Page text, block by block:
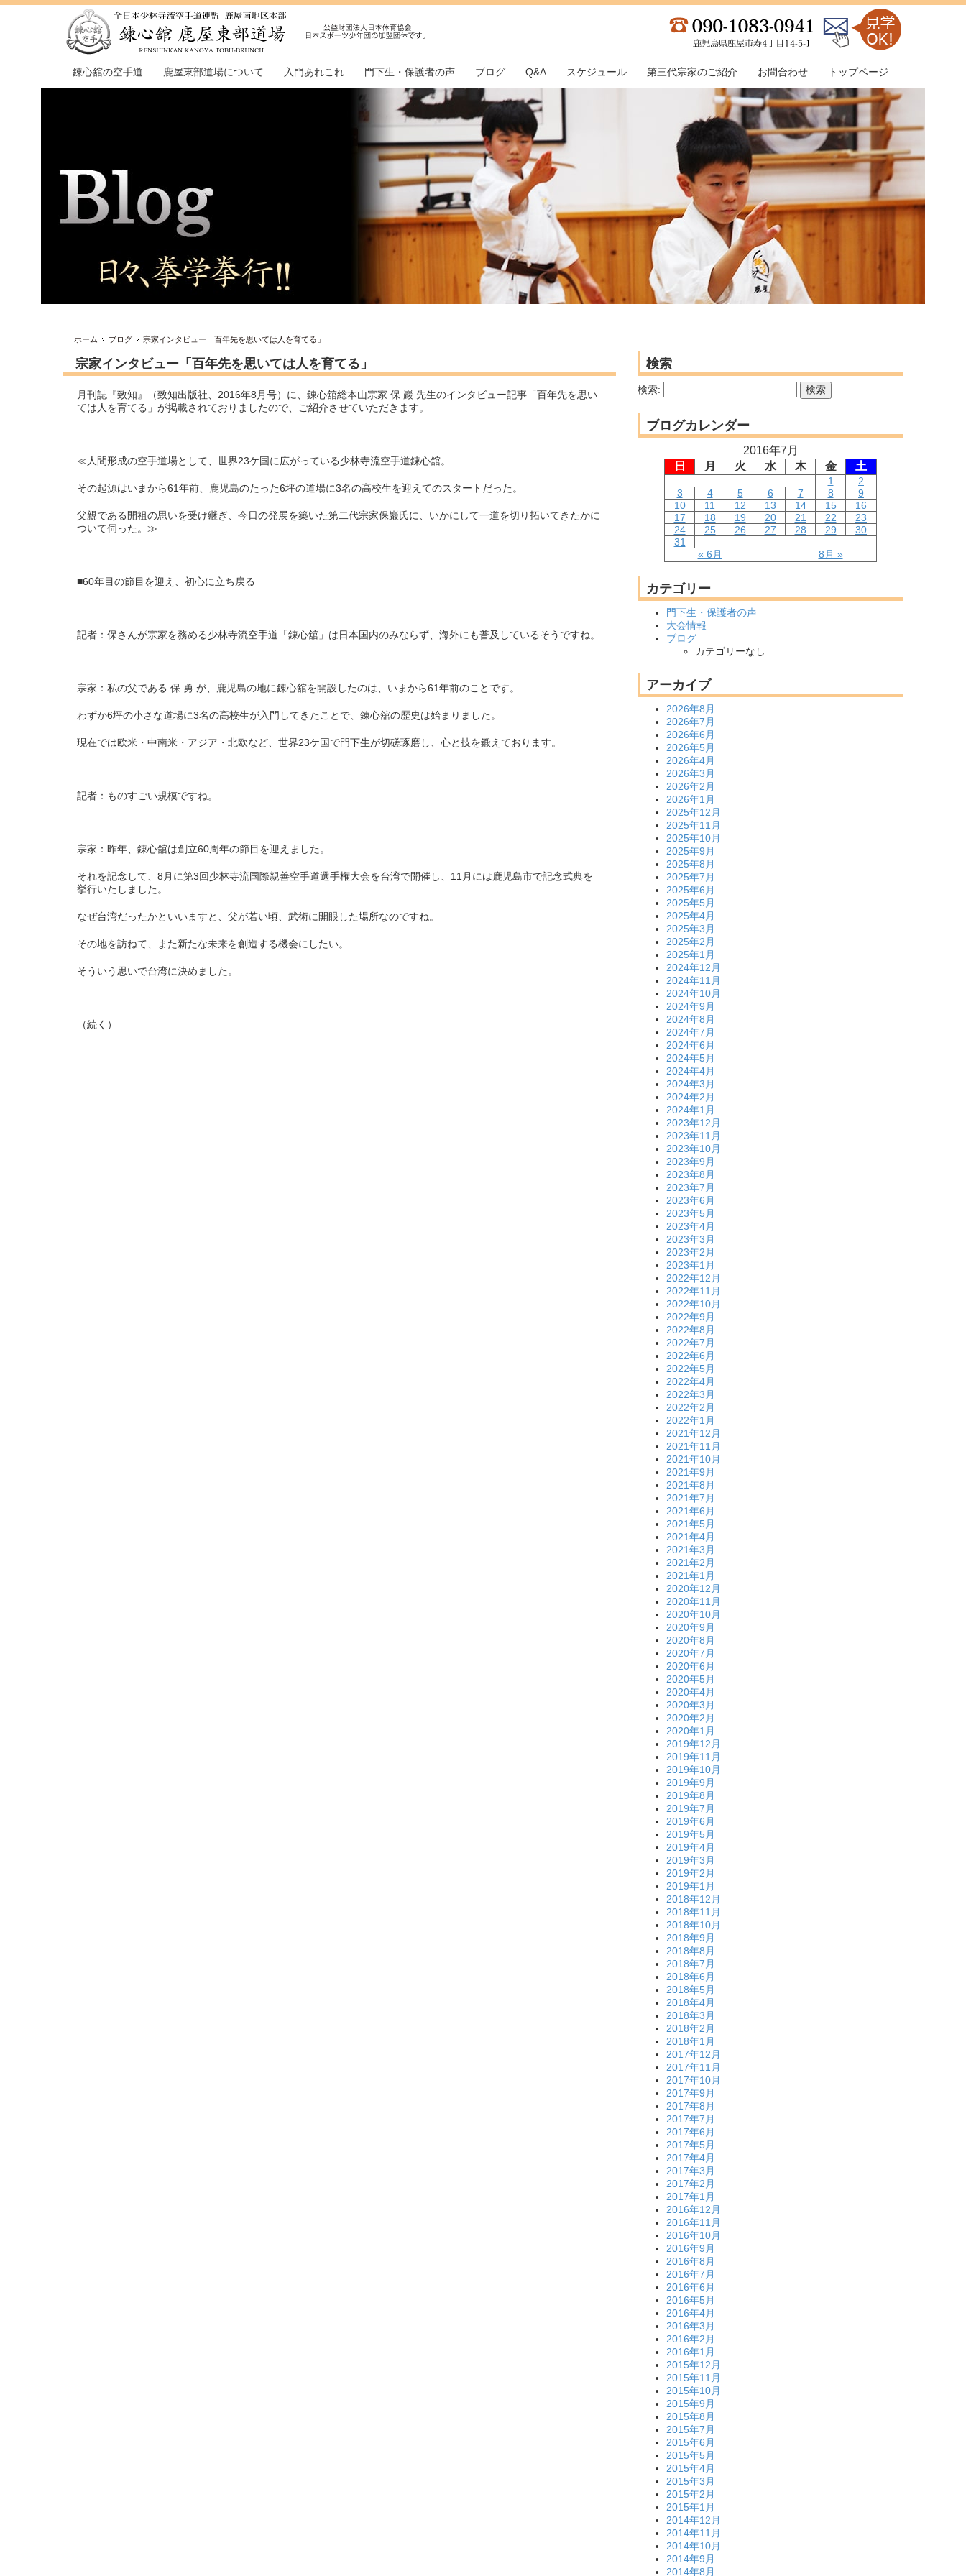
錬心舘の空手道 鹿屋東部道場について 入門あれこれ 門下生・保護者の声 ブログ Q&A スケジュール 第三代宗家のご紹介 お問合わせ トップページ
ホーム ブログ 宗家インタビュー「百年先を思いては人を育てる」
宗家インタビュー「百年先を思いては人を育てる」
月刊誌『致知』（致知出版社、2016年8月号）に、錬心舘総本山宗家 保 巖 先生のインタビュー記事「百年先を思い
ては人を育てる」が掲載されておりましたので、ご紹介させていただきます。
≪人間形成の空手道場として、世界23ケ国に広がっている少林寺流空手道錬心舘。
その起源はいまから61年前、鹿児島のたった6坪の道場に3名の高校生を迎えてのスタートだった。
父親である開祖の思いを受け継ぎ、今日の発展を築いた第二代宗家保巖氏に、いかにして一道を切り拓いてきたかに
ついて伺った。≫
■60年目の節目を迎え、初心に立ち戻る
記者：保さんが宗家を務める少林寺流空手道「錬心舘」は日本国内のみならず、海外にも普及しているそうですね。
宗家：私の父である 保 勇 が、鹿児島の地に錬心舘を開設したのは、いまから61年前のことです。
わずか6坪の小さな道場に3名の高校生が入門してきたことで、錬心舘の歴史は始まりました。
現在では欧米・中南米・アジア・北欧など、世界23ケ国で門下生が切磋琢磨し、心と技を鍛えております。
記者：ものすごい規模ですね。
宗家：昨年、錬心舘は創立60周年の節目を迎えました。
それを記念して、8月に第3回少林寺流国際親善空手道選手権大会を台湾で開催し、11月には鹿児島市で記念式典を
挙行いたしました。
なぜ台湾だったかといいますと、父が若い頃、武術に開眼した場所なのですね。
その地を訪ねて、また新たな未来を創造する機会にしたい。
そういう思いで台湾に決めました。
（続く）
検索
検索:
ブログカレンダー
2016年7月
日
月 火 水 木 金 土
« 6月 8月 »
1
2
3
4 5 6 7 8
9
10
11 12 13 14 15
16
17
18 19 20 21 22
23
24
25 26 27 28 29
30
31
カテゴリー
門下生・保護者の声
大会情報
ブログ
カテゴリーなし
アーカイブ
2026年8月
2026年7月
2026年6月
2026年5月
2026年4月
2026年3月
2026年2月
2026年1月
2025年12月
2025年11月
2025年10月
2025年9月
2025年8月
2025年7月
2025年6月
2025年5月
2025年4月
2025年3月
2025年2月
2025年1月
2024年12月
2024年11月
2024年10月
2024年9月
2024年8月
2024年7月
2024年6月
2024年5月
2024年4月
2024年3月
2024年2月
2024年1月
2023年12月
2023年11月
2023年10月
2023年9月
2023年8月
2023年7月
2023年6月
2023年5月
2023年4月
2023年3月
2023年2月
2023年1月
2022年12月
2022年11月
2022年10月
2022年9月
2022年8月
2022年7月
2022年6月
2022年5月
2022年4月
2022年3月
2022年2月
2022年1月
2021年12月
2021年11月
2021年10月
2021年9月
2021年8月
2021年7月
2021年6月
2021年5月
2021年4月
2021年3月
2021年2月
2021年1月
2020年12月
2020年11月
2020年10月
2020年9月
2020年8月
2020年7月
2020年6月
2020年5月
2020年4月
2020年3月
2020年2月
2020年1月
2019年12月
2019年11月
2019年10月
2019年9月
2019年8月
2019年7月
2019年6月
2019年5月
2019年4月
2019年3月
2019年2月
2019年1月
2018年12月
2018年11月
2018年10月
2018年9月
2018年8月
2018年7月
2018年6月
2018年5月
2018年4月
2018年3月
2018年2月
2018年1月
2017年12月
2017年11月
2017年10月
2017年9月
2017年8月
2017年7月
2017年6月
2017年5月
2017年4月
2017年3月
2017年2月
2017年1月
2016年12月
2016年11月
2016年10月
2016年9月
2016年8月
2016年7月
2016年6月
2016年5月
2016年4月
2016年3月
2016年2月
2016年1月
2015年12月
2015年11月
2015年10月
2015年9月
2015年8月
2015年7月
2015年6月
2015年5月
2015年4月
2015年3月
2015年2月
2015年1月
2014年12月
2014年11月
2014年10月
2014年9月
2014年8月